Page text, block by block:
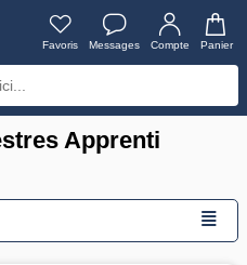
Favoris Messages Compte Panier
Apprenti
≣